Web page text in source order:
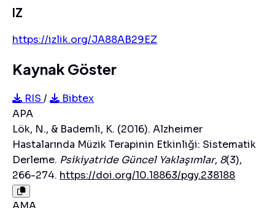
IZ
https://izlik.org/JA88AB29EZ
Kaynak Göster
RIS /
Bibtex
APA
Lök, N., & Bademli, K. (2016). Alzheimer
Hastalarında Müzik Terapinin Etkinliği: Sistematik
Derleme. Psikiyatride Güncel Yaklaşımlar, 8(3),
266-274. https://doi.org/10.18863/pgy.238188